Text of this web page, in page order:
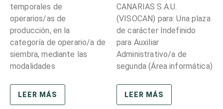
temporales de
operarios/as de
producción, en la
categoría de operario/a de
siembra, mediante las
modalidades
LEER MÁS
CANARIAS S.A.U.
(VISOCAN) para: Una plaza
de carácter Indefinido
para Auxiliar
Administrativo/a de
segunda (Área informática)
LEER MÁS